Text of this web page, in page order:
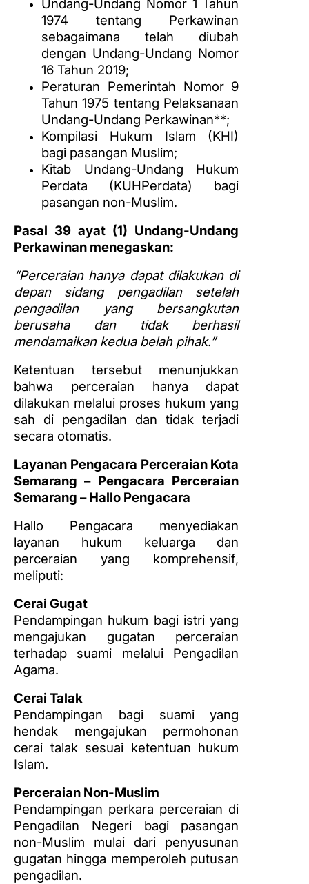
Undang-Undang Nomor 1 Tahun
1974 tentang Perkawinan
sebagaimana telah diubah
dengan Undang-Undang Nomor
16 Tahun 2019;
Peraturan Pemerintah Nomor 9
Tahun 1975 tentang Pelaksanaan
Undang-Undang Perkawinan**;
Kompilasi Hukum Islam (KHI)
bagi pasangan Muslim;
Kitab Undang-Undang Hukum
Perdata (KUHPerdata) bagi
pasangan non-Muslim.
Pasal 39 ayat (1) Undang-Undang
Perkawinan menegaskan:
“Perceraian hanya dapat dilakukan di
depan sidang pengadilan setelah
pengadilan yang bersangkutan
berusaha dan tidak berhasil
mendamaikan kedua belah pihak.”
Ketentuan tersebut menunjukkan
bahwa perceraian hanya dapat
dilakukan melalui proses hukum yang
sah di pengadilan dan tidak terjadi
secara otomatis.
Layanan Pengacara Perceraian Kota
Semarang – Pengacara Perceraian
Semarang – Hallo Pengacara
Hallo Pengacara menyediakan
layanan hukum keluarga dan
perceraian yang komprehensif,
meliputi:
Cerai Gugat
Pendampingan hukum bagi istri yang
mengajukan gugatan perceraian
terhadap suami melalui Pengadilan
Agama.
Cerai Talak
Pendampingan bagi suami yang
hendak mengajukan permohonan
cerai talak sesuai ketentuan hukum
Islam.
Perceraian Non-Muslim
Pendampingan perkara perceraian di
Pengadilan Negeri bagi pasangan
non-Muslim mulai dari penyusunan
gugatan hingga memperoleh putusan
pengadilan.